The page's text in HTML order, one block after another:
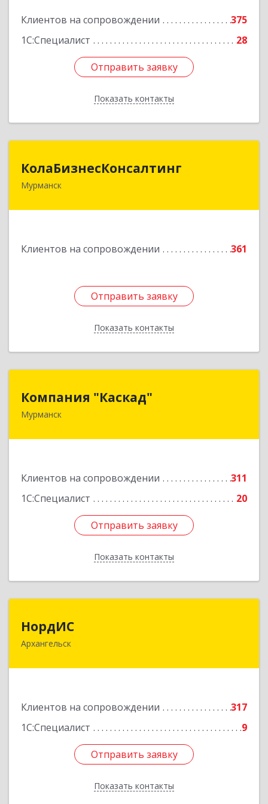
Клиентов на сопровождении
375
1С:Специалист
28
Отправить заявку
Показать контакты
Отправить заявку
Назад
КолаБизнесКонсалтинг
Мурманск
Клиентов на сопровождении 361
Отправить заявку
Показать контакты
Отправить заявку
Назад
Компания "Каскад"
Мурманск
Клиентов на сопровождении
311
1С:Специалист
20
Отправить заявку
Показать контакты
183038, Мурманская обл, Мурманск г, Бабикова
Отправить заявку
Назад
НордИС
Архангельск
Клиентов на сопровождении
317
1С:Специалист
9
Отправить заявку
Показать контакты
163071, Архангельская обл, Архангельск г,
Отправить заявку
Назад